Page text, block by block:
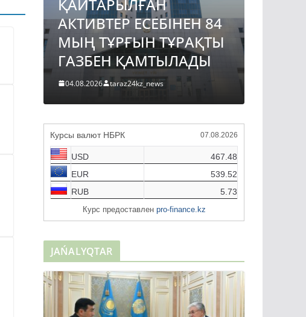
ҚАЙТАРЫЛҒАН
АКТИВТЕР ЕСЕБІНЕН 84
МЫҢ ТҰРҒЫН ТҰРАҚТЫ
ГАЗБЕН ҚАМТЫЛАДЫ
04.08.2026 taraz24kz_news
Курсы валют НБРК 07.08.2026
USD
467.48
EUR
539.52
RUB
5.73
Курс предоставлен pro-finance.kz
JAŃALYQTAR